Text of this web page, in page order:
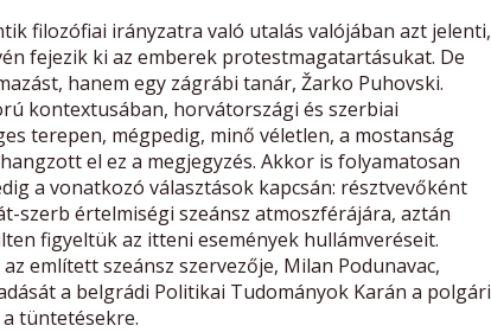
filozófiai irányzatra való utalás valójában azt jelenti,
fejezik ki az emberek protestmagatartásukat. De
hanem egy zágrábi tanár, Žarko Puhovski.
kontextusában, horvátországi és szerbiai
terepen, mégpedig, minő véletlen, a mostanság
el ez a megjegyzés. Akkor is folyamatosan
a vonatkozó választások kapcsán: résztvevőként
szerb értelmiségi szeánsz atmoszférájára, aztán
figyeltük az itteni események hullámveréseit.
említett szeánsz szervezője, Milan Podunavac,
a belgrádi Politikai Tudományok Karán a polgári
tüntetésekre.